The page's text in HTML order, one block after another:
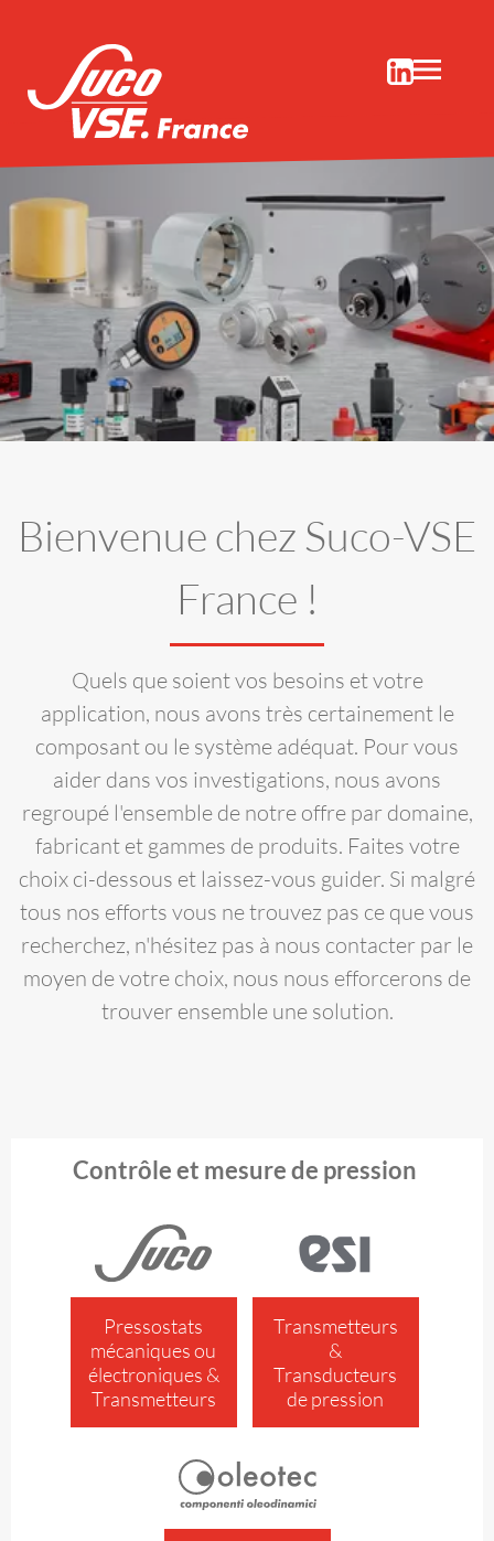
ou électromagnétiques
Bienvenue chez Suco-VSE
France !
Quels que soient vos besoins et votre
application, nous avons très certainement le
composant ou le système adéquat. Pour vous
aider dans vos investigations, nous avons
regroupé l'ensemble de notre offre par domaine,
fabricant et gammes de produits. Faites votre
choix ci-dessous et laissez-vous guider. Si malgré
tous nos efforts vous ne trouvez pas ce que vous
recherchez, n'hésitez pas à nous contacter par le
moyen de votre choix, nous nous efforcerons de
trouver ensemble une solution.
Contrôle et mesure de pression
Pressostats
mécaniques ou
électroniques &
Transmetteurs
Transmetteurs
&
Transducteurs
de pression